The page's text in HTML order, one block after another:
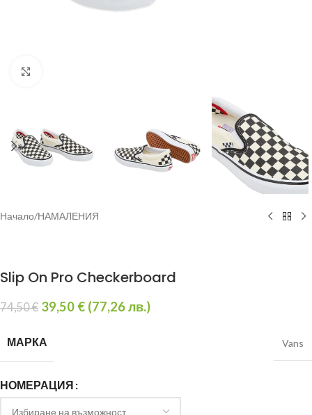
Начало/НАМАЛЕНИЯ
Slip On Pro Checkerboard
74,50€ 39,50 € (77,26лв.)
МАРКА Vans
НОМЕРАЦИЯ